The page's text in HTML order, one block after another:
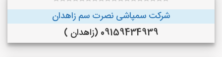
شرکت سمپاشی نصرت سم زاهدان
09159434939 (زاهدان )